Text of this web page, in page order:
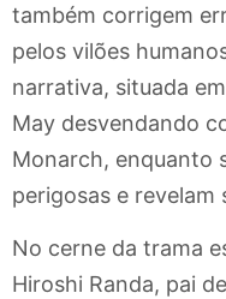
também corrigem
pelos vilões
narrativa, situada
May desvendando
Monarch, enquanto
perigosas e
No cerne da trama
Hiroshi Randa, pai